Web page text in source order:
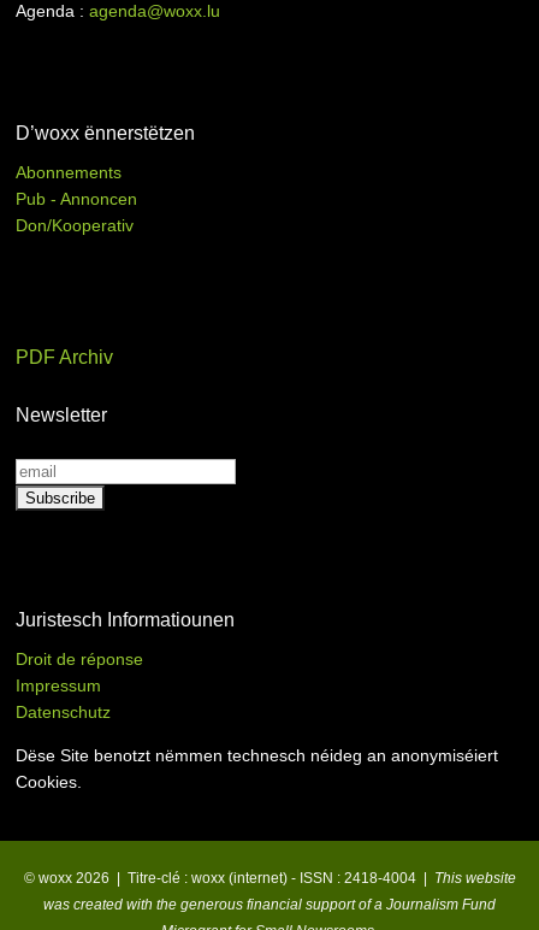
Agenda :agenda@woxx.lu
D’woxx ënnerstëtzen
Abonnements
Pub - Annoncen
Don/Kooperativ
PDF Archiv
Newsletter
Juristesch Informatiounen
Droit de réponse
Impressum
Datenschutz
Dëse Site benotzt nëmmen technesch néideg an anonymiséiert
Cookies.
© woxx 2026 | Titre-clé : woxx (internet) - ISSN : 2418-4004 |
This website
was created with the generous financial support of a Journalism Fund